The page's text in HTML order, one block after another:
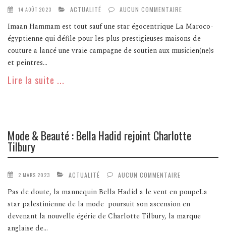
14 AOÛT 2023 ACTUALITÉ AUCUN COMMENTAIRE
Imaan Hammam est tout sauf une star égocentrique La Maroco-
égyptienne qui défile pour les plus prestigieuses maisons de
couture a lancé une vraie campagne de soutien aux musicien(ne)s
et peintres...
Lire la suite ...
Mode & Beauté : Bella Hadid rejoint Charlotte
Tilbury
2 MARS 2023 ACTUALITÉ AUCUN COMMENTAIRE
Pas de doute, la mannequin Bella Hadid a le vent en poupeLa
star palestinienne de la mode poursuit son ascension en
devenant la nouvelle égérie de Charlotte Tilbury, la marque
anglaise de...